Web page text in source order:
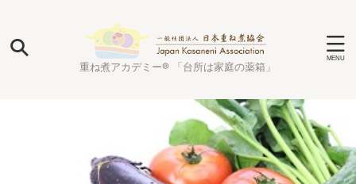
重ね煮アカデミー® 「台所は家庭の薬箱」